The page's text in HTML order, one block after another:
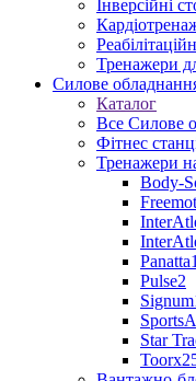
Інверсійні
Тренажери
Силове
Каталог
Все Силове
Фітнес
Тренажери
Body-
Panatta
Pulse2
Signum
Star
Toorx